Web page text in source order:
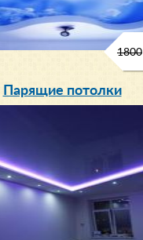
1800
Парящие потолки